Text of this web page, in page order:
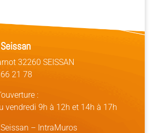
32260 SEISSAN
21 78
:
vendredi 9h à 12h et 14h à 17h
– IntraMuros